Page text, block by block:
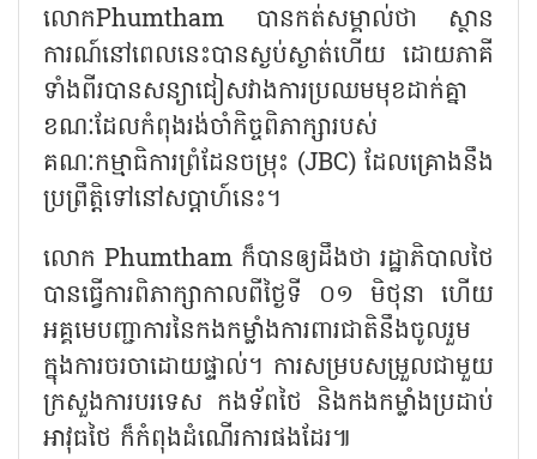
លោកPhumtham បានកត់សម្គាល់ថា ស្ថាន
ការណ៍នៅពេលនេះបានស្ងប់ស្ងាត់ហើយ ដោយភាគី
ទាំងពីរបានសន្យាជៀសវាងការប្រឈមមុខដាក់គ្នា
ខណៈដែលកំពុងរង់ចាំកិច្ចពិភាក្សារបស់
គណៈកម្មាធិការព្រំដែនចម្រុះ (JBC) ដែលគ្រោងនឹង
ប្រព្រឹត្តិទៅនៅសប្តាហ៍នេះ។
លោក Phumtham ក៏បានឲ្យដឹងថា រដ្ឋាភិបាលថៃ
បានធ្វើការពិភាក្សាកាលពីថ្ងៃទី ០១ មិថុនា ហើយ
អគ្គមេបញ្ជាការនៃកងកម្លាំងការពារជាតិនឹងចូលរួម
ក្នុងការចរចាដោយផ្ទាល់។ ការសម្របសម្រួលជាមួយ
ក្រសួងការបរទេស កងទ័ពថៃ និងកងកម្លាំងប្រដាប់
អាវុធថៃ ក៏កំពុងដំណើរការផងដែរ៕